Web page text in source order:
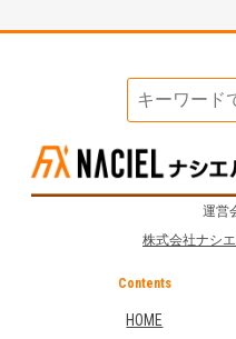
運営
株式会社ナシ
Contents
HOME